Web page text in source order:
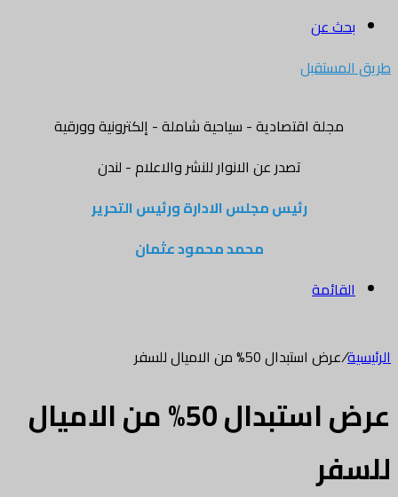
بحث عن
طريق المستقبل
مجلة اقتصادية - سياحية شاملة - إلكترونية وورقية
تصدر عن الانوار للنشر والاعلام - لندن
رئيس مجلس الادارة ورئيس التحرير
محمد محمود عثمان
القائمة
الرئيسية/عرض استبدال 50% من الاميال للسفر
عرض استبدال 50% من الاميال
للسفر